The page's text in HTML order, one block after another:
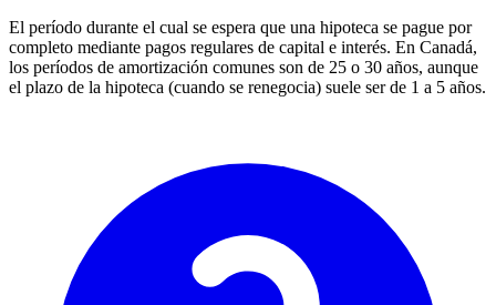
El período durante el cual se espera que una hipoteca se pague por
completo mediante pagos regulares de capital e interés. En Canadá,
los períodos de amortización comunes son de 25 o 30 años, aunque
el plazo de la hipoteca (cuando se renegocia) suele ser de 1 a 5 años.